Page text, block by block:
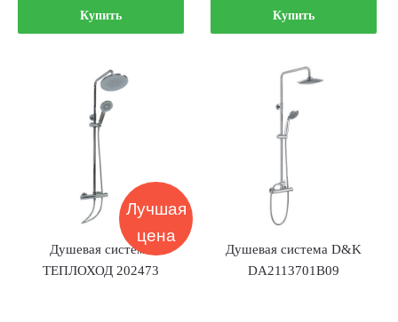
Купить Купить
Лучшая
цена
Душевая система
ТЕПЛОХОД 202473
Душевая система D&K
DA2113701В09